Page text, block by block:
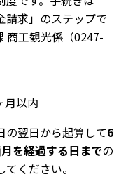
請求」のステップで
商工観光係（0247-
月以内
の翌日から起算して6
を経過する日までの
ください。